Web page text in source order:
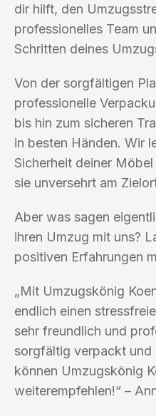
dir hilft, den
professionelles Team
Schritten deines
Von der sorgfältigen
professionelle
bis hin zum sicheren
in besten Händen. Wir
Sicherheit deiner
sie unversehrt am
Aber was sagen
ihren Umzug mit uns?
positiven Erfahrungen
„Mit Umzugskönig
endlich einen
sehr freundlich und
sorgfältig verpackt und
können Umzugskönig
weiterempfehlen!“ –